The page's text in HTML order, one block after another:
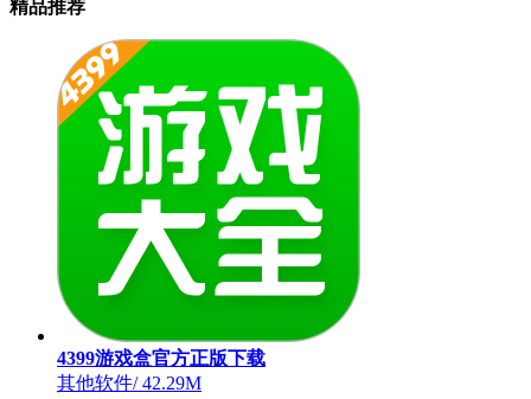
精品推荐
4399游戏盒官方正版下载
其他软件/42.29M